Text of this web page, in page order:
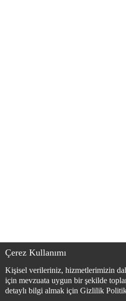
Çerez Kullanımı
Kişisel verileriniz, hizmetlerimizin
için mevzuata uygun bir şekilde
detaylı bilgi almak için Gizlilik